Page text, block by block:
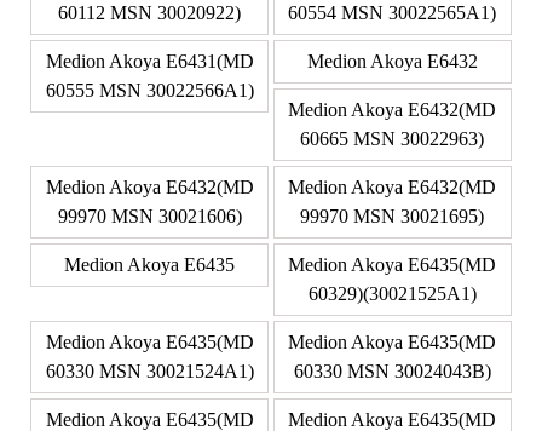
60112 MSN 30020922)
60554 MSN 30022565A1)
Medion Akoya E6431(MD
60555 MSN 30022566A1)
Medion Akoya E6432
Medion Akoya E6432(MD
60665 MSN 30022963)
Medion Akoya E6432(MD
99970 MSN 30021606)
Medion Akoya E6432(MD
99970 MSN 30021695)
Medion Akoya E6435
Medion Akoya E6435(MD
60329)(30021525A1)
Medion Akoya E6435(MD
60330 MSN 30021524A1)
Medion Akoya E6435(MD
60330 MSN 30024043B)
Medion Akoya E6435(MD
Medion Akoya E6435(MD